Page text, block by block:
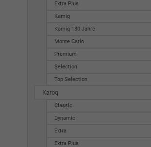
Extra Plus
Kamiq
Kamiq 130 Jahre
Monte Carlo
Premium
Selection
Top Selection
Karoq
Classic
Dynamic
Extra
Extra Plus